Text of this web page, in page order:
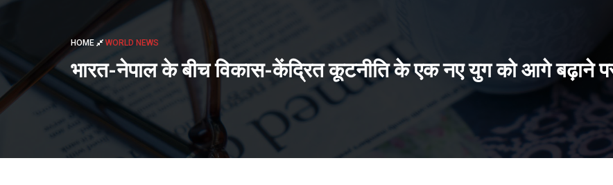
HOME WORLD NEWS
भारत-नेपाल के बीच विकास-केंद्रित कूटनीति के एक नए युग को आगे बढ़ाने पर